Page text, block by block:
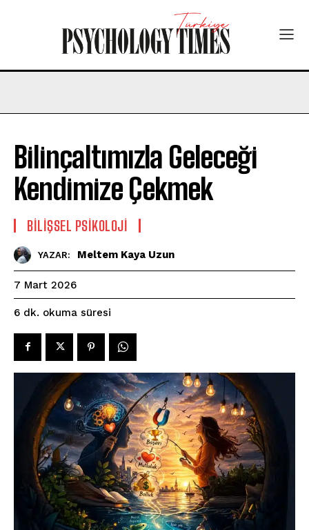
Bilinçaltımızla Geleceği
Kendimize Çekmek
BILIŞSEL PSIKOLOJI
YAZAR: Meltem Kaya Uzun
7 Mart 2026
6 dk. okuma süresi